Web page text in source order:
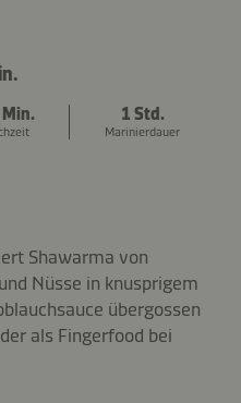
1 Std.
Marinierdauer
Shawarma von
Nüsse in knusprigem
übergossen
als Fingerfood bei